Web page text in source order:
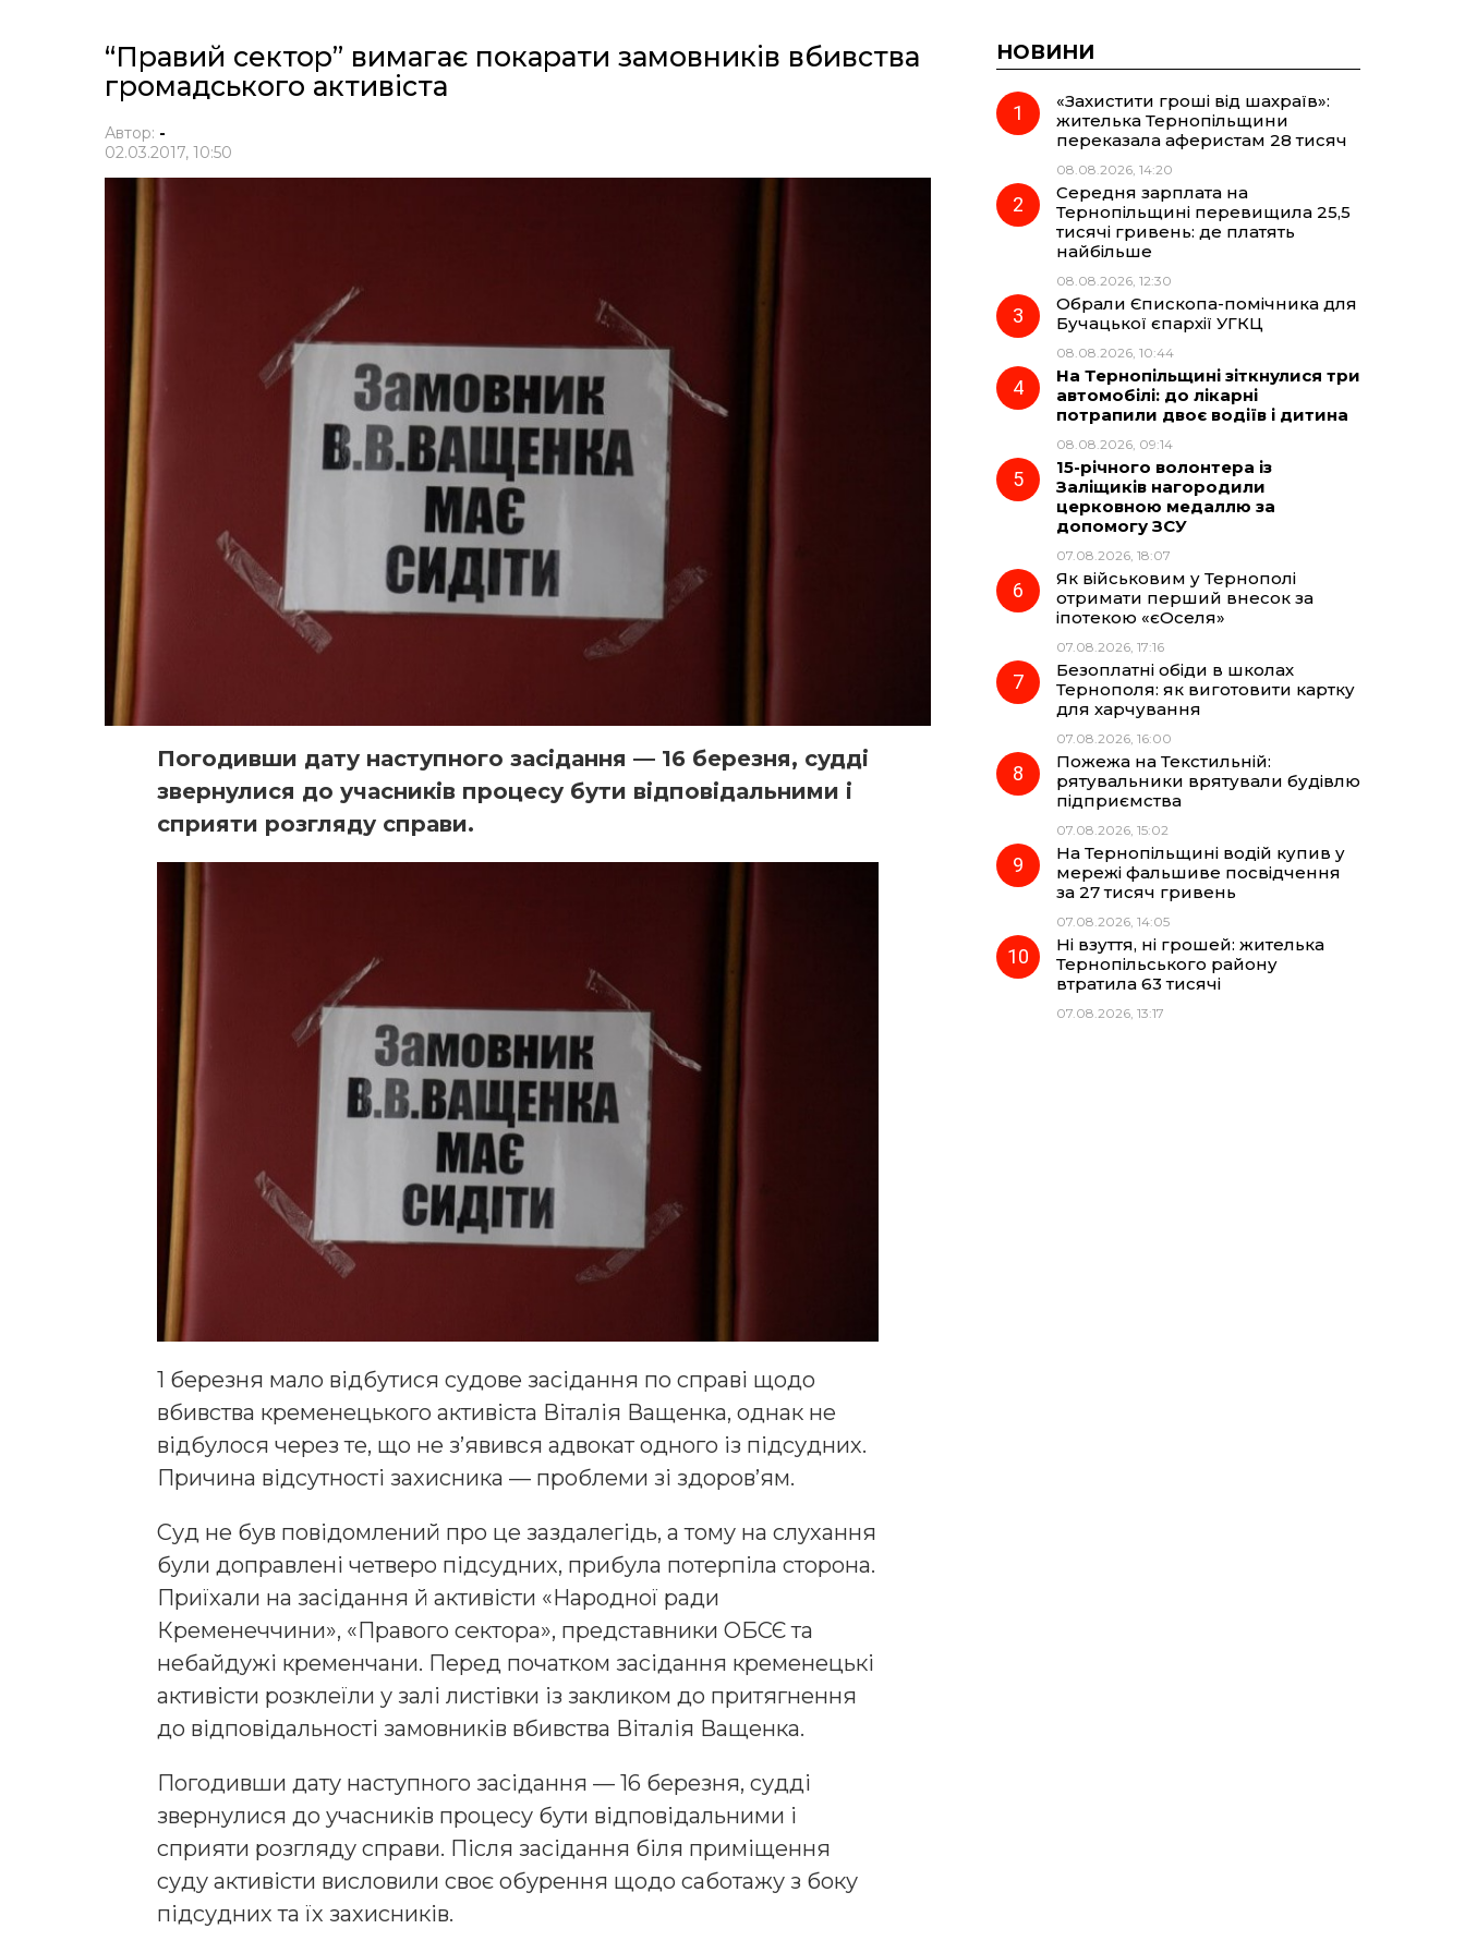
“Правий сектор” вимагає покарати замовників вбивства
громадського активіста
Автор: -
02.03.2017, 10:50
Погодивши дату наступного засідання — 16 березня, судді
звернулися до учасників процесу бути відповідальними і
сприяти розгляду справи.
1 березня мало відбутися судове засідання по справі щодо
вбивства кременецького активіста Віталія Ващенка, однак не
відбулося через те, що не з’явився адвокат одного із підсудних.
Причина відсутності захисника — проблеми зі здоров’ям.
Суд не був повідомлений про це заздалегідь, а тому на слухання
були доправлені четверо підсудних, прибула потерпіла сторона.
Приїхали на засідання й активісти «Народної ради
Кременеччини», «Правого сектора», представники ОБСЄ та
небайдужі кременчани. Перед початком засідання кременецькі
активісти розклеїли у залі листівки із закликом до притягнення
до відповідальності замовників вбивства Віталія Ващенка.
Погодивши дату наступного засідання — 16 березня, судді
звернулися до учасників процесу бути відповідальними і
сприяти розгляду справи. Після засідання біля приміщення
суду активісти висловили своє обурення щодо саботажу з боку
підсудних та їх захисників.
НОВИНИ
«Захистити гроші від шахраїв»:
жителька Тернопільщини
переказала аферистам 28 тисяч
08.08.2026, 14:20
Середня зарплата на
Тернопільщині перевищила 25,5
тисячі гривень: де платять
найбільше
08.08.2026, 12:30
Обрали Єпископа-помічника для
Бучацької єпархії УГКЦ
08.08.2026, 10:44
На Тернопільщині зіткнулися три
автомобілі: до лікарні
потрапили двоє водіїв і дитина
08.08.2026, 09:14
15-річного волонтера із
Заліщиків нагородили
церковною медаллю за
допомогу ЗСУ
07.08.2026, 18:07
Як військовим у Тернополі
отримати перший внесок за
іпотекою «єОселя»
07.08.2026, 17:16
Безоплатні обіди в школах
Тернополя: як виготовити картку
для харчування
07.08.2026, 16:00
Пожежа на Текстильній:
рятувальники врятували будівлю
підприємства
07.08.2026, 15:02
На Тернопільщині водій купив у
мережі фальшиве посвідчення
за 27 тисяч гривень
07.08.2026, 14:05
Ні взуття, ні грошей: жителька
Тернопільського району
втратила 63 тисячі
07.08.2026, 13:17